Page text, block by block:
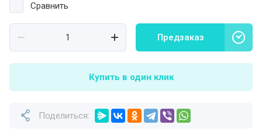
Сравнить
Предзаказ
Купить в один клик
Поделиться: